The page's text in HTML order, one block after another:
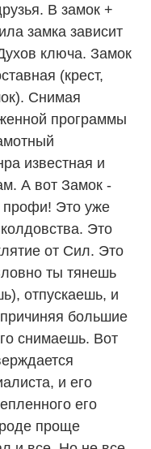
В замок +
замка зависит
ключа. Замок
(крест,
Снимая
программы
известная и
А вот Замок -
профи! Это уже
Это
от Сил. Это
ты тянешь
отпускаешь, и
большие
снимаешь. Вот
и его
его
проще